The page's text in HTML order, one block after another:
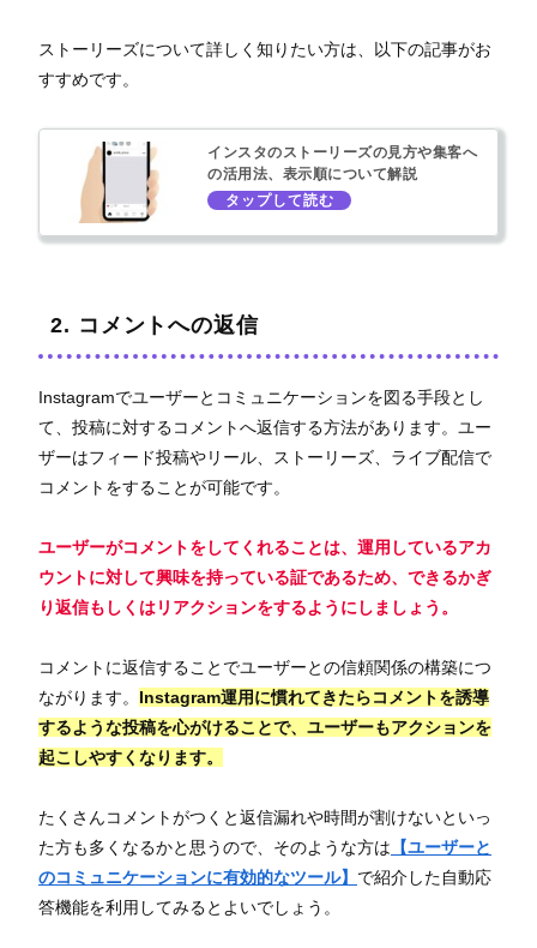
ストーリーズについて詳しく知りたい方は、以下の記事がお
すすめです。
インスタのストーリーズの見方や集客へ
の活用法、表示順について解説
2. コメントへの返信
Instagramでユーザーとコミュニケーションを図る手段とし
て、投稿に対するコメントへ返信する方法があります。ユー
ザーはフィード投稿やリール、ストーリーズ、ライブ配信で
コメントをすることが可能です。
ユーザーがコメントをしてくれることは、運用しているアカ
ウントに対して興味を持っている証であるため、できるかぎ
り返信もしくはリアクションをするようにしましょう。
コメントに返信することでユーザーとの信頼関係の構築につ
ながります。 Instagram運用に慣れてきたらコメントを誘導
するような投稿を心がけることで、ユーザーもアクションを
起こしやすくなります。
たくさんコメントがつくと返信漏れや時間が割けないといっ
た方も多くなるかと思うので、そのような方は 【ユーザーと
のコミュニケーションに有効的なツール】 で紹介した自動応
答機能を利用してみるとよいでしょう。